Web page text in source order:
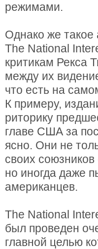
режимами.
Однако же такое
The National
критикам Рекса
между их
что есть на
К примеру,
риторику
главе США за
ясно. Они не
своих союзников
но иногда даже
американцев.
The National
был проведен
главной целью